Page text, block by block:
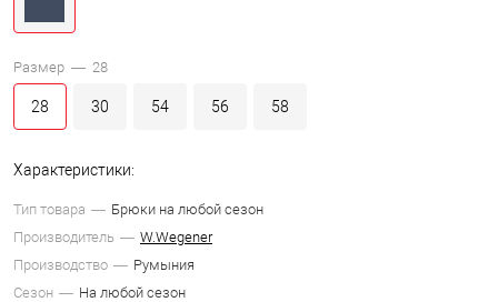
Размер — 28
28 30 54 56 58
Характеристики:
Тип товара
Брюки на любой сезон
Производитель
W.Wegener
Производство
Румыния
Сезон
На любой сезон